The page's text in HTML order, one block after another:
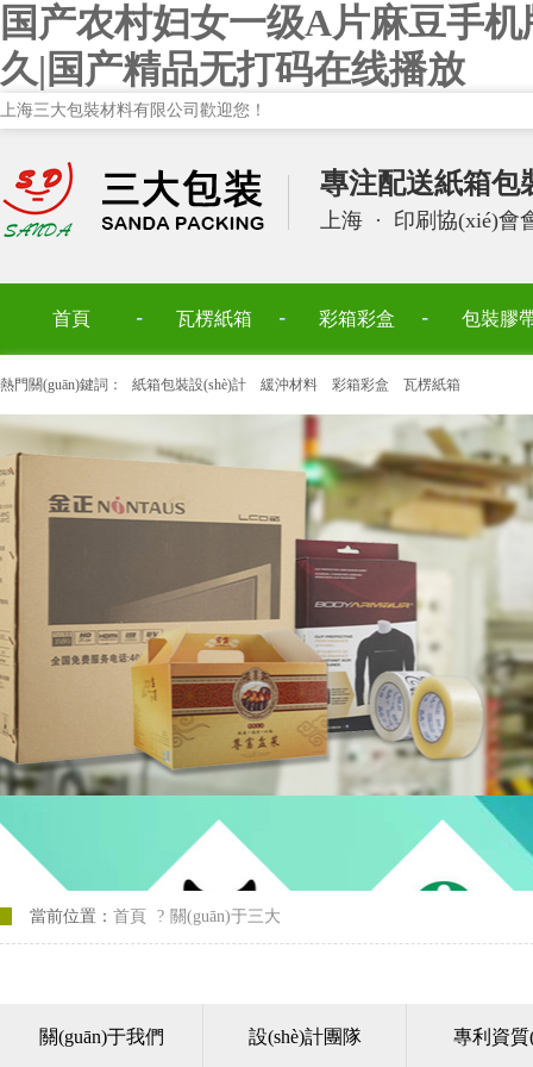
国产农村妇女一级A片麻豆手
久|国产精品无打码在线播放
上海三大包裝材料有限公司歡迎您！
專注配送紙箱包
上海 · 印刷協(xié)會
首頁 瓦楞紙箱 彩箱彩盒 包裝膠
熱門關(guān)鍵詞： 紙箱包裝設(shè)計 緩沖材料 彩箱彩盒 瓦楞紙箱
當前位置： 首頁 ? 關(guān)于三大
關(guān)于我們 設(shè)計團隊 專利資質